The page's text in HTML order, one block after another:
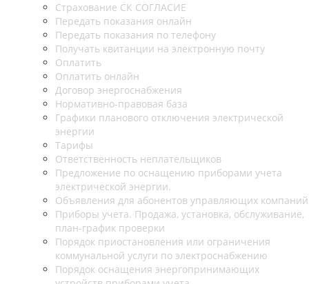
Страхование СК СОГЛАСИЕ
Передать показания онлайн
Передать показания по телефону
Получать квитанции на электронную почту
Оплатить
Оплатить онлайн
Договор энергоснабжения
Нормативно-правовая база
Графики планового отключения электрической
энергии
Тарифы
Ответственность неплательщиков
Предложение по оснащению приборами учета
электрической энергии.
Объявления для абонентов управляющих компаний
Приборы учета. Продажа, установка, обслуживание,
план-график проверки
Порядок приостановления или ограничения
коммунальной услуги по электроснабжению
Порядок оснащения энергопринимающих